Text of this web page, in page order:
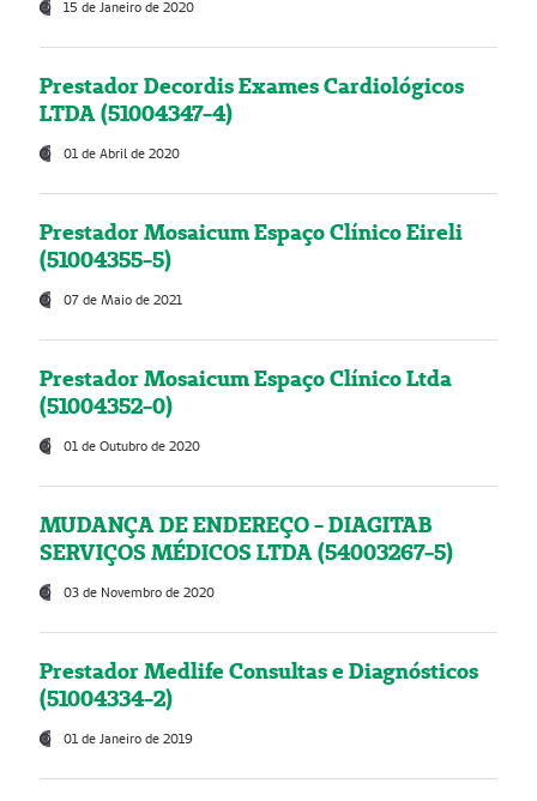
15 de Janeiro de 2020
Prestador Decordis Exames Cardiológicos
LTDA (51004347-4)
01 de Abril de 2020
Prestador Mosaicum Espaço Clínico Eireli
(51004355-5)
07 de Maio de 2021
Prestador Mosaicum Espaço Clínico Ltda
(51004352-0)
01 de Outubro de 2020
MUDANÇA DE ENDEREÇO - DIAGITAB
SERVIÇOS MÉDICOS LTDA (54003267-5)
03 de Novembro de 2020
Prestador Medlife Consultas e Diagnósticos
(51004334-2)
01 de Janeiro de 2019